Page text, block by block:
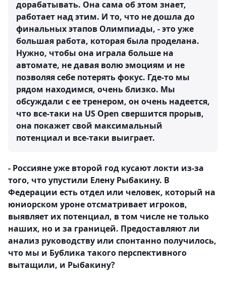
дорабатывать. Она сама об этом знает,
работает над этим. И то, что не дошла до
финальных этапов Олимпиады, - это уже
большая работа, которая была проделана.
Нужно, чтобы она играла больше на
автомате, не давая волю эмоциям и не
позволяя себе потерять фокус. Где-то мы
рядом находимся, очень близко. Мы
обсуждали с ее тренером, он очень надеется,
что все-таки на US Open свершится прорыв,
она покажет свой максимальный
потенциал и все-таки выиграет.
- Россияне уже второй год кусают локти из-за
того, что упустили Елену Рыбакину. В
Федерации есть отдел или человек, который на
юниорском уроне отсматривает игроков,
выявляет их потенциал, в том числе не только
наших, но и за границей. Предоставляют ли
анализ руководству или спонтанно получилось,
что мы и Бублика такого перспективного
вытащили, и Рыбакину?